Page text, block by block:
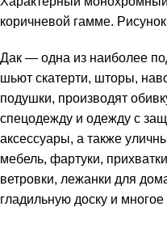
коричневой гамме.
Дак — одна из наиболее
шьют скатерти, шторы,
подушки, производят
спецодежду и одежду с
аксессуары, а также
мебель, фартуки,
ветровки, лежанки для
гладильную доску и многое